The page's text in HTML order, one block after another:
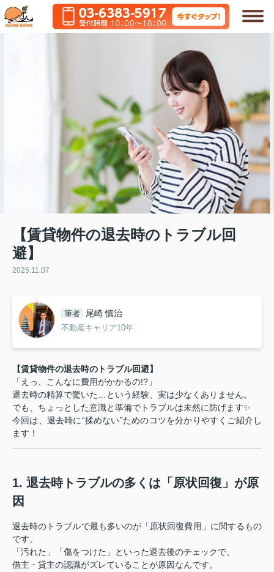
【賃貸物件の退去時のトラブル回
避】
2025.11.07
筆者 尾崎 慎治
不動産キャリア10年
【賃貸物件の退去時のトラブル回避】
「えっ、こんなに費用がかかるの!?」
退去時の精算で驚いた…という経験、実は少なくありません。
でも、ちょっとした意識と準備でトラブルは未然に防げます✨
今回は、退去時に“揉めない”ためのコツを分かりやすくご紹介し
ます！
1. 退去時トラブルの多くは「原状回復」が原
因
退去時のトラブルで最も多いのが「原状回復費用」に関するもの
です。
「汚れた」「傷をつけた」といった退去後のチェックで、
借主・貸主の認識がズレていることが原因なんです。